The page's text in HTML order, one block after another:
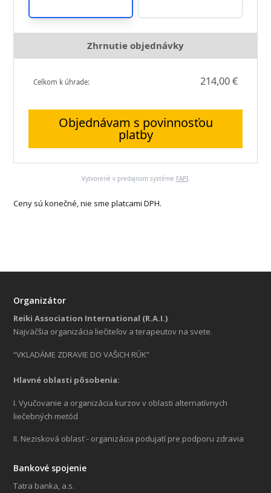
Zhrnutie objednávky
Celkom k úhrade: 214,00 €
Objednávam s povinnosťou
platby
Vytvorené v predajnom systéme FAPI.
Ceny sú konečné, nie sme platcami DPH.
Organizátor
Reiki Association International (R.A.I.)
Najväčšia organizácia liečiteľov a terapeutov na svete.
“VKLADÁME ZDRAVIE DO VAŠICH RÚK”
Hlavné oblasti pôsobenia:
I. Vyučovanie a organizácia kurzov v oblasti alternatívnych
liečebných metód
II. Nezisková oblasť - organizácia podujatí pre podporu zdravia
Bankové spojenie
Tatra banka, a.s.